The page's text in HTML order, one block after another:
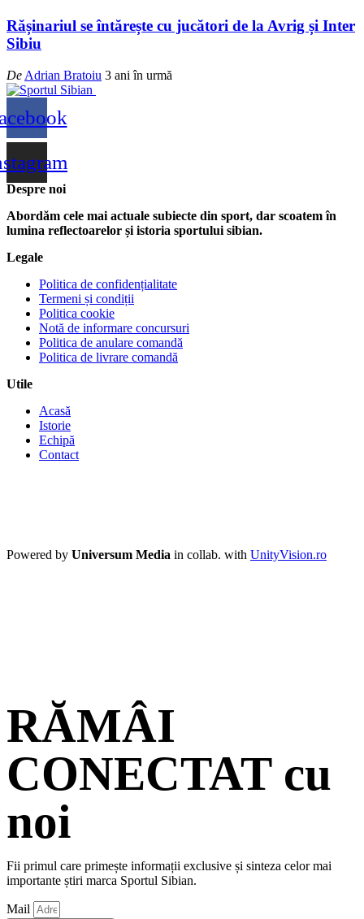
Rășinariul se întărește cu jucători de la Avrig și Inter
Sibiu
De Adrian Bratoiu 3 ani în urmă
Despre noi
Abordăm cele mai actuale subiecte din sport, dar scoatem în
lumina reflectoarelor și istoria sportului sibian.
Legale
Politica de confidențialitate
Termeni și condiții
Politica cookie
Notă de informare concursuri
Politica de anulare comandă
Politica de livrare comandă
Utile
Acasă
Istorie
Echipă
Contact
Powered by Universum Media in collab. with UnityVision.ro
RĂMÂI
CONECTAT cu
noi
Fii primul care primește informații exclusive și sinteza celor mai
importante știri marca Sportul Sibian.
Mail